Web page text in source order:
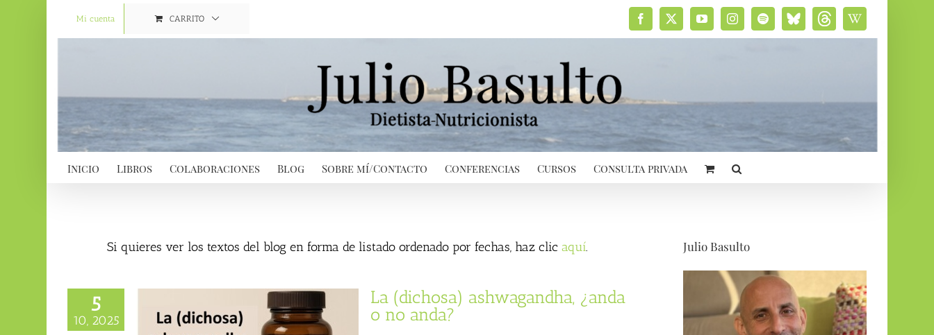
Mi cuenta CARRITO Facebook
X YouTubeInstagramSpotifyBluesky
social
ThreadsWikipedia
Inicio Libros Colaboraciones Blog Sobre mí/Contacto Conferencias Cursos Consulta privada
Si quieres ver los textos del blog en forma de listado ordenado por fechas, haz clic aquí.
5
10, 2025
La (dichosa) ashwagandha, ¿anda
o no anda?
Julio Basulto